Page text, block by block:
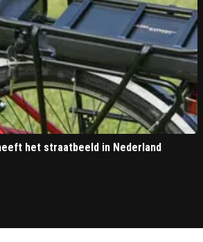
het straatbeeld in Nederland